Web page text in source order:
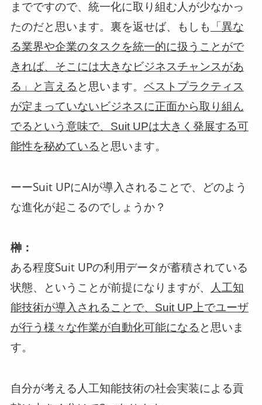
までですので、統一化に取り組む人が少なかっ
たのだと思います。裏を返せば、もしも
「異な
る業界や企業のタスクを統一的に扱うことがで
きれば、そこには大きなビジネスチャンスがあ
る」と言える と思います。 ベストプラクティス
が定まっていないビジネスに正面から取り組ん
でるという意味で、Suit UPは大きく発展する可
能性を秘めている と思います。
ーーSuit UPにAIが導入されることで、どのよう
な進化が起こるのでしょうか？
榊：
ある程度Suit UPの利用データが蓄積されている
状態、ということが前提になりますが、
人工知
能技術が導入されることで、Suit UP上でユーザ
が行う様々な作業が自動化可能になる と思いま
す。
自分が考える人工知能技術の社会実装による貢